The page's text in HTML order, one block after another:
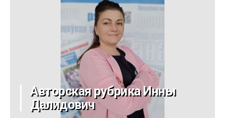
Авторская рубрика Инны
Далидович